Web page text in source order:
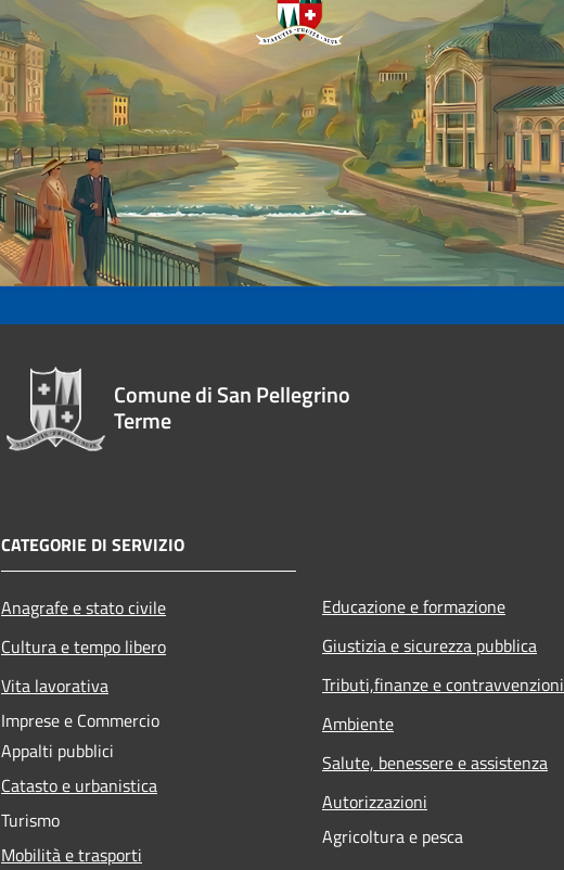
Comune di San Pellegrino
Terme
CATEGORIE DI SERVIZIO
Anagrafe e stato civile
Cultura e tempo libero
Vita lavorativa
Imprese e Commercio
Appalti pubblici
Catasto e urbanistica
Turismo
Mobilità e trasporti
Educazione e formazione
Giustizia e sicurezza pubblica
Tributi,finanze e contravvenzioni
Ambiente
Salute, benessere e assistenza
Autorizzazioni
Agricoltura e pesca